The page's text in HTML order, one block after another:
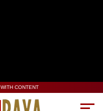
CONTENT